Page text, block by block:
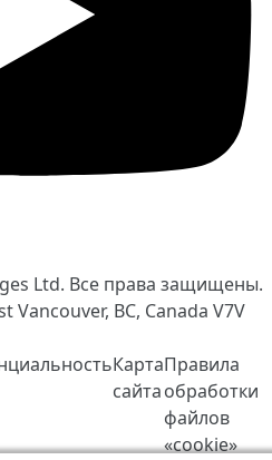
Ltd. Все права защищены.
Vancouver, BC, Canada V7V
Карта
сайта
Правила
обработки
файлов
«cookie»